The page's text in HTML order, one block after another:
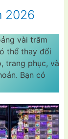
2026
vài trăm
thể thay đổi
trang phục, và
Bạn có